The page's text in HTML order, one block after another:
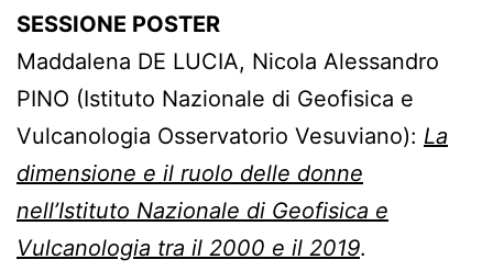
SESSIONE POSTER
Maddalena DE LUCIA, Nicola Alessandro
PINO (Istituto Nazionale di Geofisica e
Vulcanologia Osservatorio Vesuviano): La
dimensione e il ruolo delle donne
nell’Istituto Nazionale di Geofisica e
Vulcanologia tra il 2000 e il 2019.